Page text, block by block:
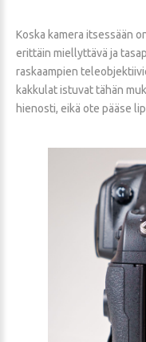
Koska kamera itsessään
erittäin miellyttävä ja
raskaampien
kakkulat istuvat tähän
hienosti, eikä ote pääse